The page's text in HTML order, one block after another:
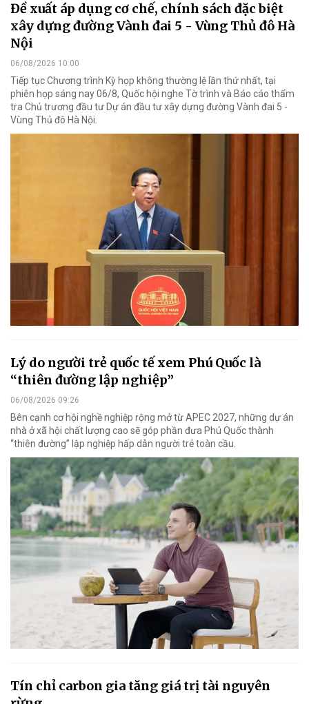
Đề xuất áp dụng cơ chế, chính sách đặc biệt
xây dựng đường Vành đai 5 - Vùng Thủ đô Hà
Nội
06/08/2026 10:00
Tiếp tục Chương trình Kỳ họp không thường lệ lần thứ nhất, tại
phiên họp sáng nay 06/8, Quốc hội nghe Tờ trình và Báo cáo thẩm
tra Chủ trương đầu tư Dự án đầu tư xây dựng đường Vành đai 5 -
Vùng Thủ đô Hà Nội.
Lý do người trẻ quốc tế xem Phú Quốc là
“thiên đường lập nghiệp”
06/08/2026 09:26
Bên cạnh cơ hội nghề nghiệp rộng mở từ APEC 2027, những dự án
nhà ở xã hội chất lượng cao sẽ góp phần đưa Phú Quốc thành
“thiên đường” lập nghiệp hấp dẫn người trẻ toàn cầu.
Tín chỉ carbon gia tăng giá trị tài nguyên